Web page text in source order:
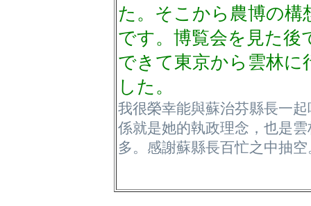
た。そこから農博の
です。博覧会を見た後
できて東京から雲林
した。
我很榮幸能與蘇治芬縣長一
係就是她的執政理念，也是
多。感謝蘇縣長百忙之中抽